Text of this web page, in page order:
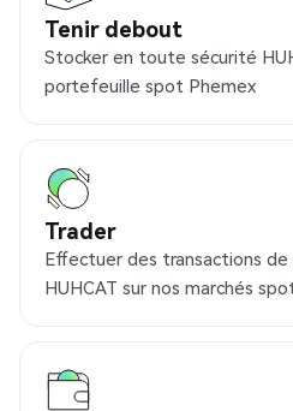
Tenir debout
Stocker en toute sécurité
portefeuille spot Phemex
Trader
Effectuer des transactions
HUHCAT sur nos marchés